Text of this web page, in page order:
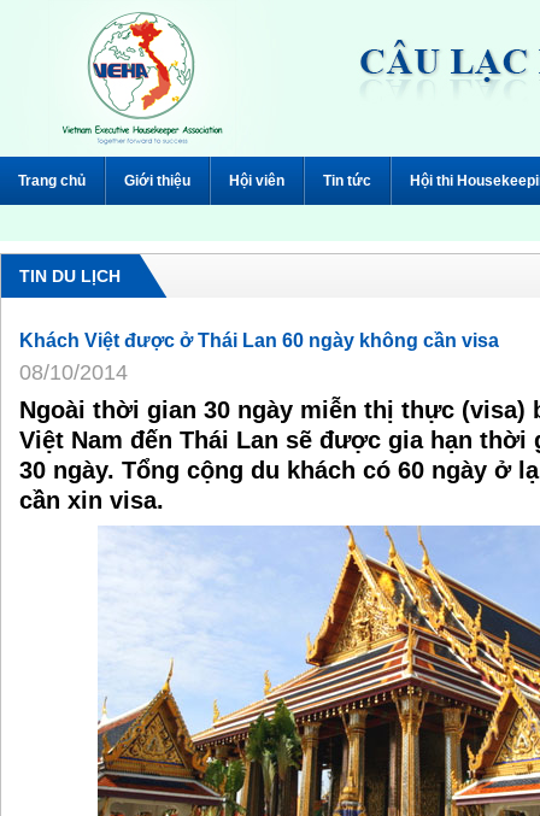
Trang chủ Giới thiệu Hội viên Tin tức Hội thi
TIN DU LỊCH
Khách Việt được ở Thái Lan 60 ngày không cần visa
08/10/2014
Ngoài thời gian 30 ngày miễn thị thực (visa)
Việt Nam đến Thái Lan sẽ được gia hạn thời
30 ngày. Tổng cộng du khách có 60 ngày ở
cần xin visa.